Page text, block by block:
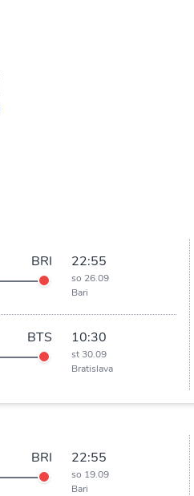
BRI 22:55
so 26.09
Bari
BTS 10:30
st 30.09
Bratislava
BRI 22:55
so 19.09
Bari